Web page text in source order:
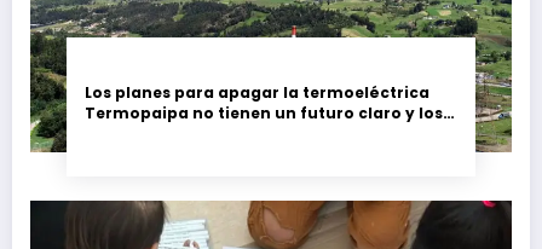
Los planes para apagar la termoeléctrica
Termopaipa no tienen un futuro claro y los